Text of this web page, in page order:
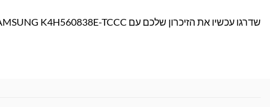
שדרגו עכשיו את הזיכרון שלכם עם SAMSUNG K4H560838E-TCCC וקבלו ביצועים טובים יותר במחשב! הזמינו עוד היום באתר בראומרס.